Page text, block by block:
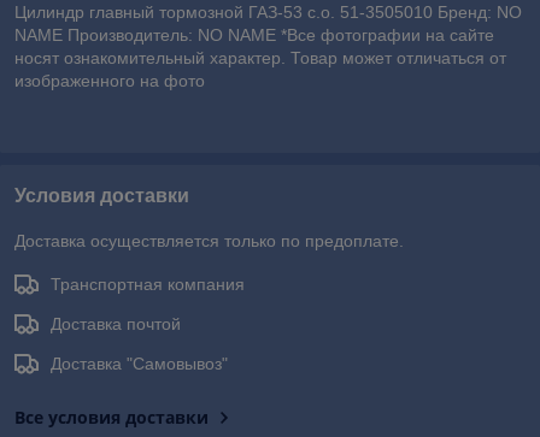
Цилиндр главный тормозной ГАЗ-53 с.о. 51-3505010 Бренд: NO
NAME Производитель: NO NAME *Все фотографии на сайте
носят ознакомительный характер. Товар может отличаться от
изображенного на фото
Условия доставки
Доставка осуществляется только по предоплате.
Транспортная компания
Доставка почтой
Доставка "Самовывоз"
Все условия доставки